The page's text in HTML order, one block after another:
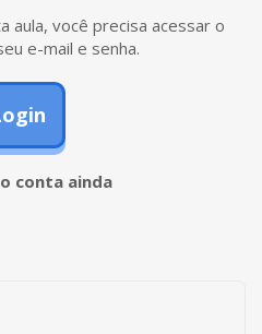
aula, você precisa acessar o
e-mail e senha.
conta ainda